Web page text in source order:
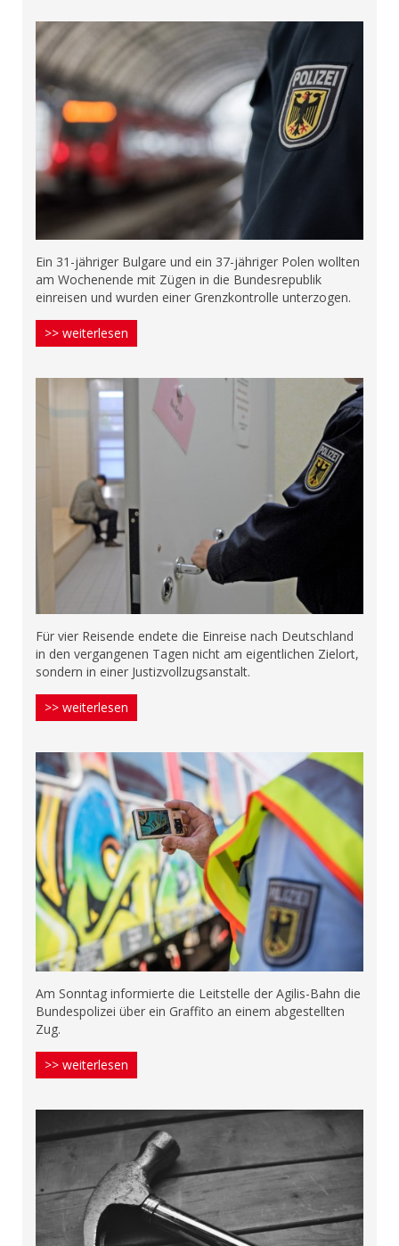
Ein 31-jähriger Bulgare und ein 37-jähriger Polen wollten
am Wochenende mit Zügen in die Bundesrepublik
einreisen und wurden einer Grenzkontrolle unterzogen.
>> weiterlesen
Für vier Reisende endete die Einreise nach Deutschland
in den vergangenen Tagen nicht am eigentlichen Zielort,
sondern in einer Justizvollzugsanstalt.
>> weiterlesen
Am Sonntag informierte die Leitstelle der Agilis-Bahn die
Bundespolizei über ein Graffito an einem abgestellten
Zug.
>> weiterlesen